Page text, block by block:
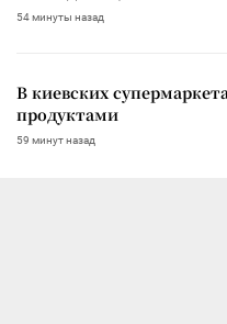
54 минуты назад
В киевских
продуктами
59 минут назад